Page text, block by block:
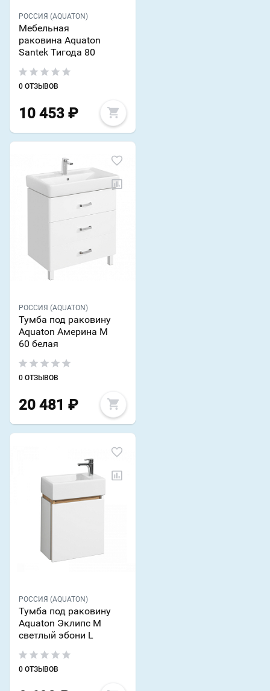
РОССИЯ (AQUATON)
Мебельная
раковина Aquaton
Santek Тигода 80
0 ОТЗЫВОВ
10 453 ₽
РОССИЯ (AQUATON)
Тумба под раковину
Aquaton Америна М
60 белая
0 ОТЗЫВОВ
20 481 ₽
РОССИЯ (AQUATON)
Тумба под раковину
Aquaton Эклипс М
светлый эбони L
0 ОТЗЫВОВ